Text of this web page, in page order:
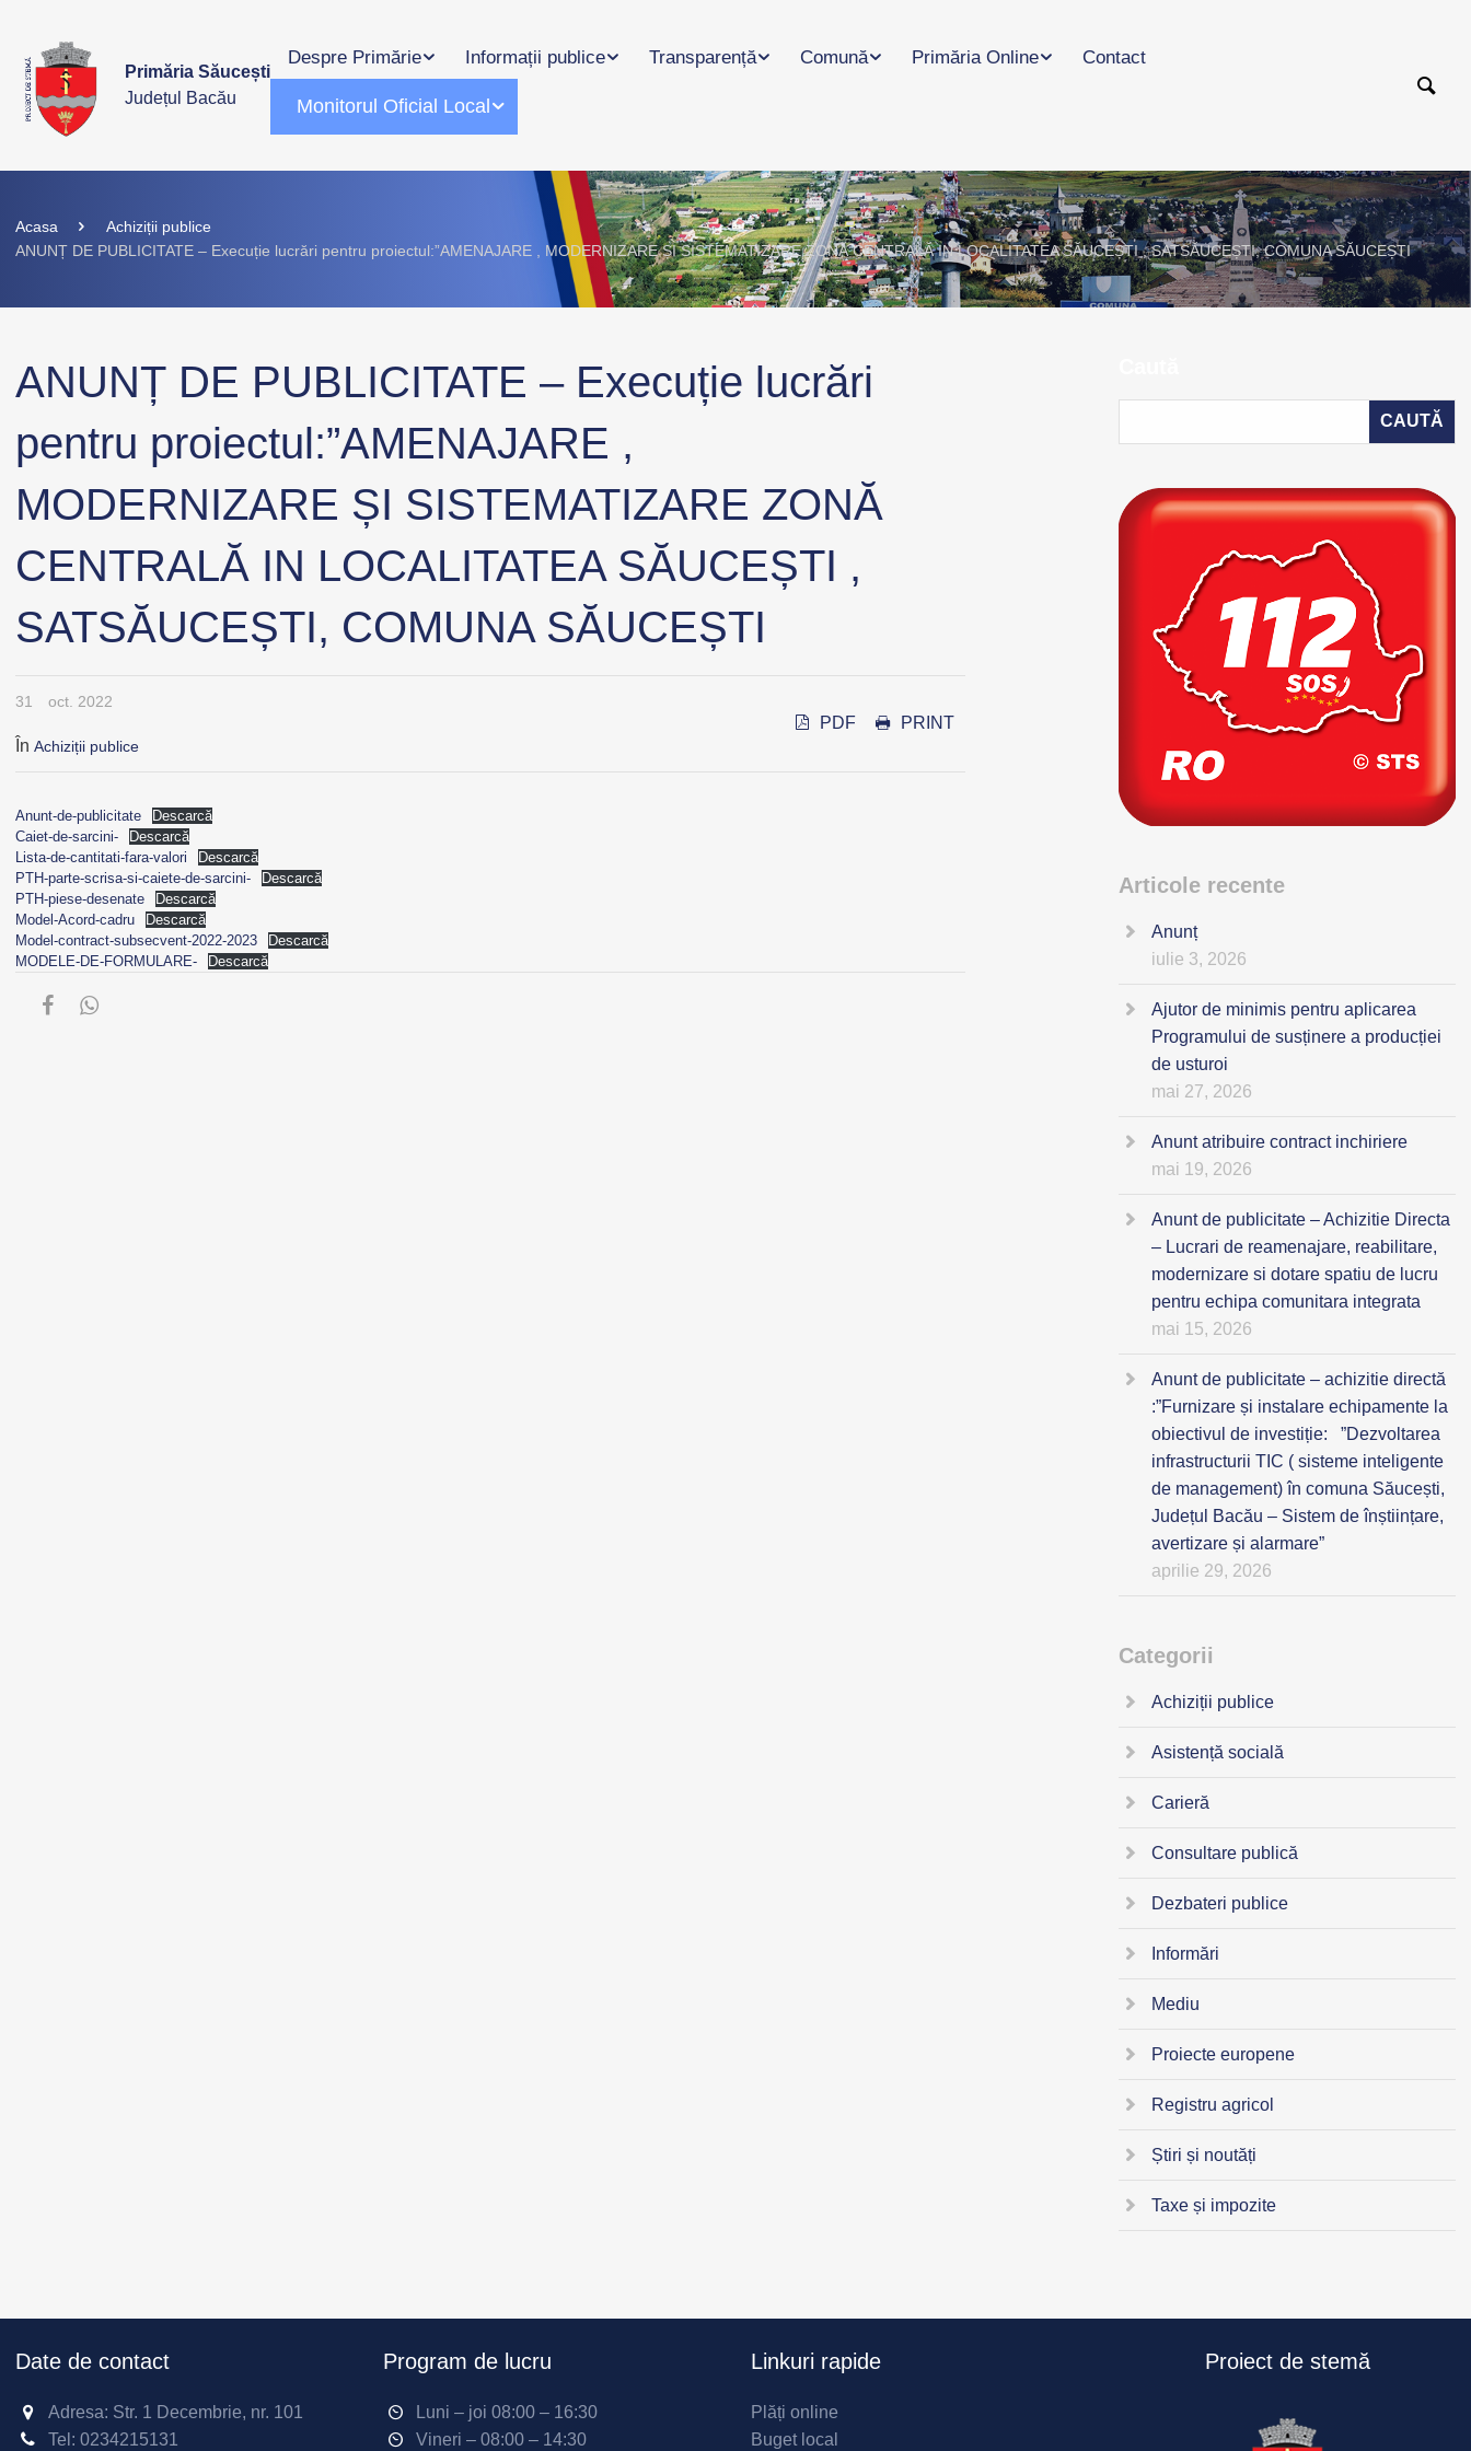
Primăria Săucești
Județul Bacău
Despre Primărie Informații publice Transparență Comună Primăria Online Contact
Monitorul Oficial Local
Acasa
Achiziții publice
ANUNȚ DE PUBLICITATE – Execuție lucrări pentru proiectul:”AMENAJARE , MODERNIZARE ȘI SISTEMATIZARE ZONĂ CENTRALĂ IN LOCALITATEA SĂUCEȘTI , SATSĂUCEȘTI, COMUNA SĂUCEȘTI
ANUNȚ DE PUBLICITATE – Execuție lucrări
pentru proiectul:”AMENAJARE ,
MODERNIZARE ȘI SISTEMATIZARE ZONĂ
CENTRALĂ IN LOCALITATEA SĂUCEȘTI ,
SATSĂUCEȘTI, COMUNA SĂUCEȘTI
31 oct. 2022
În Achiziții publice
PDF PRINT
Anunt-de-publicitate
Descarcă
Caiet-de-sarcini-
Descarcă
Lista-de-cantitati-fara-valori
Descarcă
PTH-parte-scrisa-si-caiete-de-sarcini-
Descarcă
PTH-piese-desenate
Descarcă
Model-Acord-cadru
Descarcă
Model-contract-subsecvent-2022-2023
Descarcă
MODELE-DE-FORMULARE-
Descarcă
Articole recente
Anunț
iulie 3, 2026
Ajutor de minimis pentru aplicarea
Programului de susținere a producției
de usturoi
mai 27, 2026
Anunt atribuire contract inchiriere
mai 19, 2026
Anunt de publicitate – Achizitie Directa
– Lucrari de reamenajare, reabilitare,
modernizare si dotare spatiu de lucru
pentru echipa comunitara integrata
mai 15, 2026
Anunt de publicitate – achizitie directă
:”Furnizare și instalare echipamente la
obiectivul de investiție: ”Dezvoltarea
infrastructurii TIC ( sisteme inteligente
de management) în comuna Săucești,
Județul Bacău – Sistem de înștiințare,
avertizare și alarmare”
aprilie 29, 2026
Categorii
Achiziții publice
Asistență socială
Carieră
Consultare publică
Dezbateri publice
Informări
Mediu
Proiecte europene
Registru agricol
Știri și noutăți
Taxe și impozite
Date de contact
Adresa: Str. 1 Decembrie, nr. 101
Tel: 0234215131
Program de lucru
Luni – joi 08:00 – 16:30
Vineri – 08:00 – 14:30
Linkuri rapide
Plăți online
Buget local
Proiect de stemă